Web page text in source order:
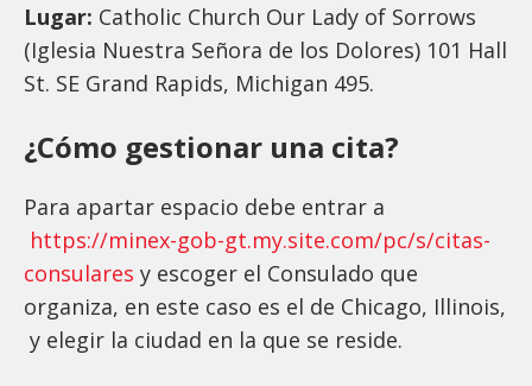
Lugar: Catholic Church Our Lady of Sorrows
(Iglesia Nuestra Señora de los Dolores) 101 Hall
St. SE Grand Rapids, Michigan 495.
¿Cómo gestionar una cita?
Para apartar espacio debe entrar a
https://minex-gob-gt.my.site.com/pc/s/citas-
consulares y escoger el Consulado que
organiza, en este caso es el de Chicago, Illinois,
y elegir la ciudad en la que se reside.